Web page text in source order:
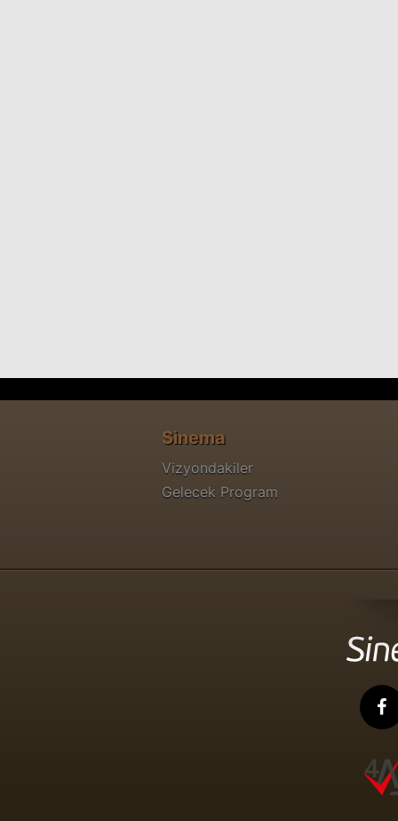
Sinema
Vizyondakiler
Gelecek Program